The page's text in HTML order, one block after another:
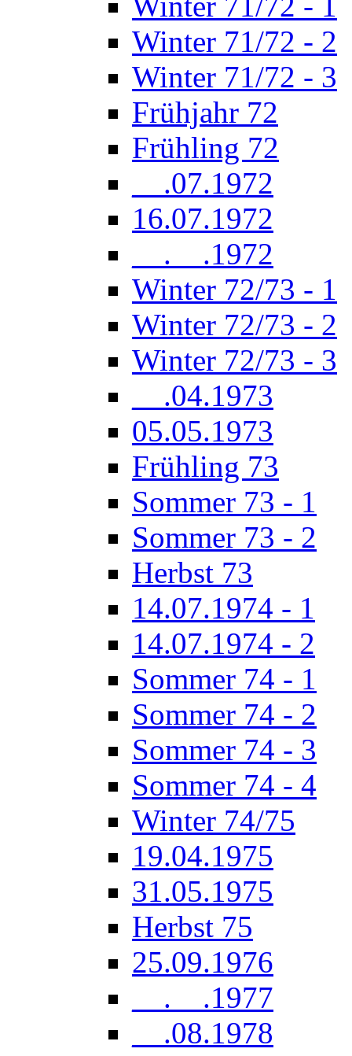
Winter 71/72 - 2
Winter 71/72 - 3
Frühjahr 72
Frühling 72
__.07.1972
16.07.1972
__.__.1972
Winter 72/73 - 1
Winter 72/73 - 2
Winter 72/73 - 3
__.04.1973
05.05.1973
Frühling 73
Sommer 73 - 1
Sommer 73 - 2
Herbst 73
14.07.1974 - 1
14.07.1974 - 2
Sommer 74 - 1
Sommer 74 - 2
Sommer 74 - 3
Sommer 74 - 4
Winter 74/75
19.04.1975
31.05.1975
Herbst 75
25.09.1976
__.__.1977
__.08.1978